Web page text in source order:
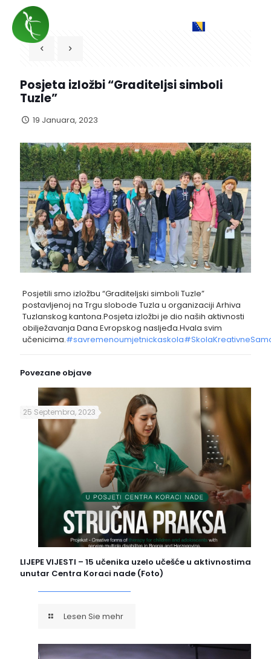
Posjeta izložbi “Graditeljsi simboli
Tuzle”
19 Januara, 2023
Posjetili smo izložbu “Graditeljski simboli Tuzle”
postavljenoj na Trgu slobode Tuzla u organizaciji Arhiva
Tuzlanskog kantona.Posjeta izložbi je dio naših aktivnosti
obilježavanja Dana Evropskog nasljeđa.Hvala svim
učenicima.#savremenoumjetnickaskola
Povezane objave
25 Septembra, 2023
LIJEPE VIJESTI – 15 učenika uzelo učešće u aktivnostima
unutar Centra Koraci nade (Foto)
Lesen Sie mehr